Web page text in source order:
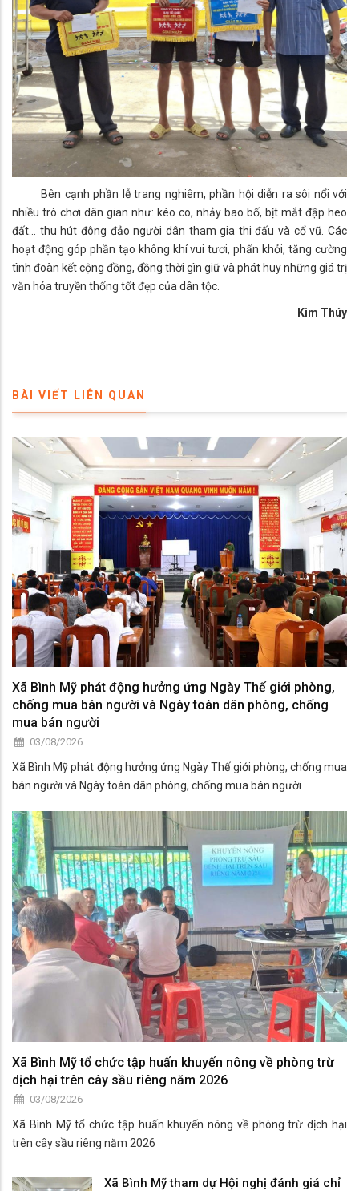
Bên cạnh phần lễ trang nghiêm, phần hội diễn ra sôi nổi với
nhiều trò chơi dân gian như: kéo co, nhảy bao bố, bịt mắt đập heo
đất... thu hút đông đảo người dân tham gia thi đấu và cổ vũ. Các
hoạt động góp phần tạo không khí vui tươi, phấn khởi, tăng cường
tình đoàn kết cộng đồng, đồng thời gìn giữ và phát huy những giá trị
văn hóa truyền thống tốt đẹp của dân tộc.
Kim Thúy
BÀI VIẾT LIÊN QUAN
Xã Bình Mỹ phát động hưởng ứng Ngày Thế giới phòng,
chống mua bán người và Ngày toàn dân phòng, chống
mua bán người
03/08/2026
Xã Bình Mỹ phát động hưởng ứng Ngày Thế giới phòng, chống mua
bán người và Ngày toàn dân phòng, chống mua bán người
Xã Bình Mỹ tổ chức tập huấn khuyến nông về phòng trừ
dịch hại trên cây sầu riêng năm 2026
03/08/2026
Xã Bình Mỹ tổ chức tập huấn khuyến nông về phòng trừ dịch hại
trên cây sầu riêng năm 2026
Xã Bình Mỹ tham dự Hội nghị đánh giá chỉ